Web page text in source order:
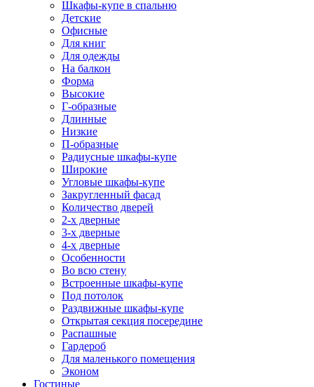
Шкафы-купе в спальню
Детские
Офисные
Для книг
Для одежды
На балкон
Форма
Высокие
Г-образные
Длинные
Низкие
П-образные
Радиусные шкафы-купе
Широкие
Угловые шкафы-купе
Закругленный фасад
Количество дверей
2-х дверные
3-х дверные
4-х дверные
Особенности
Во всю стену
Встроенные шкафы-купе
Под потолок
Раздвижные шкафы-купе
Открытая секция посередине
Распашные
Гардероб
Для маленького помещения
Эконом
Гостиные